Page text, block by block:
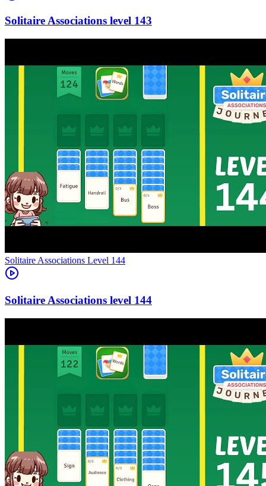
143
Level 144
144